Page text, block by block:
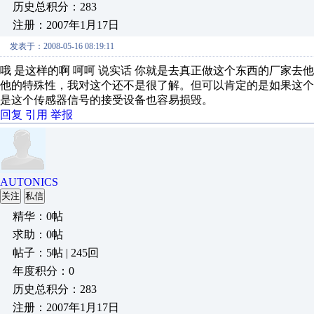
历史总积分：283
注册：2007年1月17日
发表于：2008-05-16 08:19:11
哦 是这样的啊 呵呵 说实话 你就是去真正做这个东西的厂家去
他的特殊性，我对这个还不是很了解。但可以肯定的是如果这
是这个传感器信号的接受设备也容易损毁。
回复 引用 举报
AUTONICS
关注 私信
精华：0帖
求助：0帖
帖子：5帖 | 245回
年度积分：0
历史总积分：283
注册：2007年1月17日